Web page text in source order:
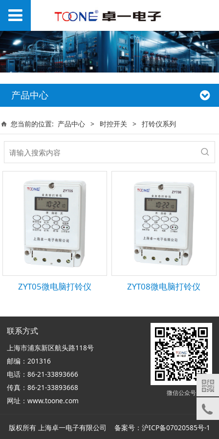
产品中心
您当前的位置: 产品中心 > 时控开关 > 打铃仪系列
ZYT05微电脑打铃仪 ZYT08微电脑打铃仪
联系方式
上海市浦东新区航头路118号
邮编：201316
电话：86-21-33893666
传真：86-21-33893668
网址：www.toone.com
微信公众号
版权所有 上海卓一电子有限公司 备案号： 沪ICP备07020585号-1